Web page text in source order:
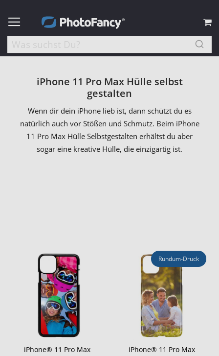
iPhone 11 Pro Max Hülle selbst
gestalten
Wenn dir dein iPhone lieb ist, dann schützt du es
natürlich auch vor Stößen und Schmutz. Beim iPhone
11 Pro Max Hülle Selbstgestalten erhältst du aber
sogar eine kreative Hülle, die einzigartig ist.
iPhone® 11 Pro Max
Rundum-Druck
iPhone® 11 Pro Max